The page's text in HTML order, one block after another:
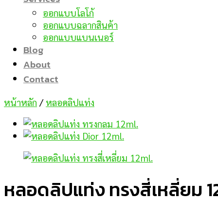
ออกแบบโลโก้
ออกแบบฉลากสินค้า
ออกแบบแบนเนอร์
Blog
About
Contact
หน้าหลัก / หลอดลิปแท่ง
หลอดลิปแท่ง ทรงสี่เหลี่ยม